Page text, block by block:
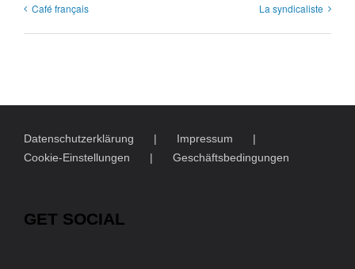
Café français La syndicaliste
Datenschutzerklärung
Impressum
Cookie-Einstellungen
Geschäftsbedingungen
GET SOCIAL